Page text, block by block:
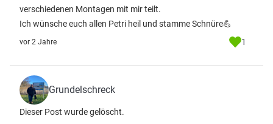
verschiedenen Montagen mit mir teilt.
Ich wünsche euch allen Petri heil und stamme Schnüre💪
vor 2 Jahre 1
Grundelschreck
Dieser Post wurde gelöscht.